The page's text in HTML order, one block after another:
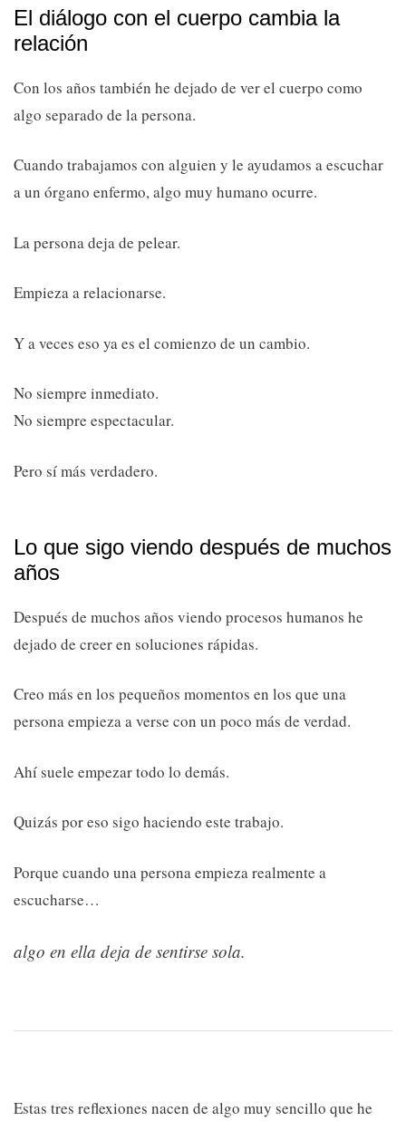
El diálogo con el cuerpo cambia la
relación
Con los años también he dejado de ver el cuerpo como
algo separado de la persona.
Cuando trabajamos con alguien y le ayudamos a escuchar
a un órgano enfermo, algo muy humano ocurre.
La persona deja de pelear.
Empieza a relacionarse.
Y a veces eso ya es el comienzo de un cambio.
No siempre inmediato.
No siempre espectacular.
Pero sí más verdadero.
Lo que sigo viendo después de muchos
años
Después de muchos años viendo procesos humanos he
dejado de creer en soluciones rápidas.
Creo más en los pequeños momentos en los que una
persona empieza a verse con un poco más de verdad.
Ahí suele empezar todo lo demás.
Quizás por eso sigo haciendo este trabajo.
Porque cuando una persona empieza realmente a
escucharse…
algo en ella deja de sentirse sola.
Estas tres reflexiones nacen de algo muy sencillo que he